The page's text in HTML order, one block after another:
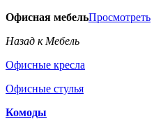
Офисная мебельПросмотреть
Назад к Мебель
Офисные кресла
Офисные стулья
Комоды